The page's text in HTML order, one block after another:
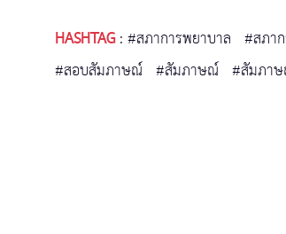
HASHTAG:#สภาการพยาบาล #สภา
#สอบสัมภาษณ์ #สัมภาษณ์ #สัมภา